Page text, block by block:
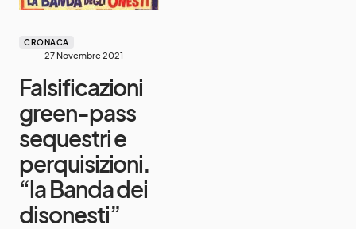
CRONACA
27 Novembre 2021
Falsificazioni
green-pass
sequestri e
perquisizioni.
“la Banda dei
disonesti”